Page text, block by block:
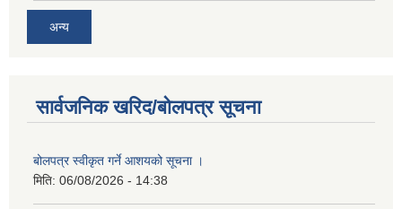
अन्य
सार्वजनिक खरिद/बोलपत्र सूचना
बोलपत्र स्वीकृत गर्ने आशयको सूचना ।
मिति: 06/08/2026 - 14:38